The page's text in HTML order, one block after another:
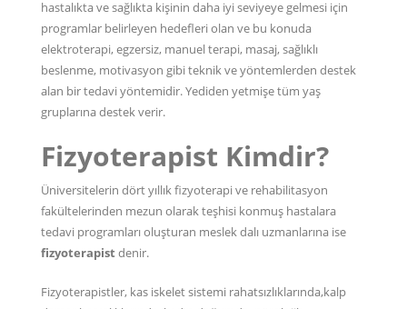
hastalıkta ve sağlıkta kişinin daha iyi seviyeye gelmesi için
programlar belirleyen hedefleri olan ve bu konuda
elektroterapi, egzersiz, manuel terapi, masaj, sağlıklı
beslenme, motivasyon gibi teknik ve yöntemlerden destek
alan bir tedavi yöntemidir. Yediden yetmişe tüm yaş
gruplarına destek verir.
Fizyoterapist Kimdir?
Üniversitelerin dört yıllık fizyoterapi ve rehabilitasyon
fakültelerinden mezun olarak teşhisi konmuş hastalara
tedavi programları oluşturan meslek dalı uzmanlarına ise
fizyoterapist denir.
Fizyoterapistler, kas iskelet sistemi rahatsızlıklarında,kalp